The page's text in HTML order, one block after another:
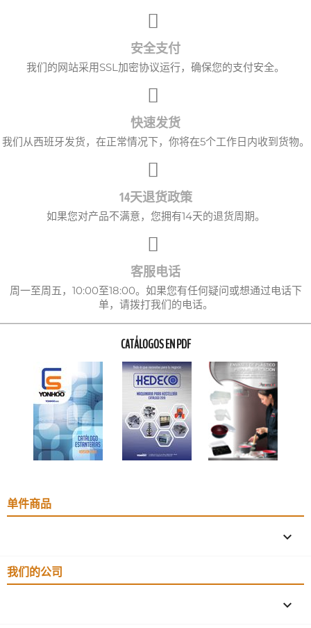
安全支付
我们的网站采用SSL加密协议运行，确保您的支付安全。
快速发货
我们从西班牙发货，在正常情况下，你将在5个工作日内收到货物。
14天退货政策
如果您对产品不满意，您拥有14天的退货周期。
客服电话
周一至周五，10:00至18:00。如果您有任何疑问或想通过电话下
单，请拨打我们的电话。
CATÁLOGOS EN PDF
单件商品

我们的公司
